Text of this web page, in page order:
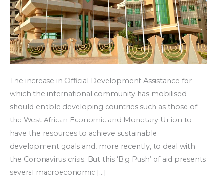
The increase in Official Development Assistance for
which the international community has mobilised
should enable developing countries such as those of
the West African Economic and Monetary Union to
have the resources to achieve sustainable
development goals and, more recently, to deal with
the Coronavirus crisis. But this ‘Big Push’ of aid presents
several macroeconomic […]
Monetary
Union